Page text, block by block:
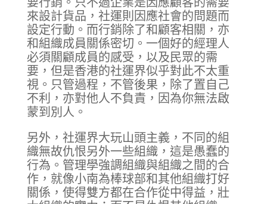
來設計貨品，社運則因應社會的問題而
設定行動。而行銷除了和顧客相關，亦
和組織成員關係密切。一個好的經理人
必須關顧成員的感受，以及民眾的需
要，但是香港的社運界似乎對此不太重
視。只管過程，不管後果，除了置自己
不利，亦對他人不負責，因為你無法啟
蒙到別人。
另外，社運界大玩山頭主義，不同的組
織無故仇恨另外一些組織，這是愚蠢的
行為。管理學強調組織與組織之間的合
作，就像小南為棒球部和其他組織打好
關係，使得雙方都在合作從中得益，壯